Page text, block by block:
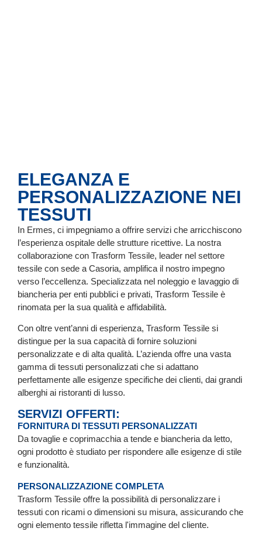
ELEGANZA E
PERSONALIZZAZIONE NEI
TESSUTI
In Ermes, ci impegniamo a offrire servizi che arricchiscono
l’esperienza ospitale delle strutture ricettive. La nostra
collaborazione con Trasform Tessile, leader nel settore
tessile con sede a Casoria, amplifica il nostro impegno
verso l’eccellenza. Specializzata nel noleggio e lavaggio di
biancheria per enti pubblici e privati, Trasform Tessile è
rinomata per la sua qualità e affidabilità.
Con oltre vent’anni di esperienza, Trasform Tessile si
distingue per la sua capacità di fornire soluzioni
personalizzate e di alta qualità. L’azienda offre una vasta
gamma di tessuti personalizzati che si adattano
perfettamente alle esigenze specifiche dei clienti, dai grandi
alberghi ai ristoranti di lusso.
SERVIZI OFFERTI:
FORNITURA DI TESSUTI PERSONALIZZATI
Da tovaglie e coprimacchia a tende e biancheria da letto,
ogni prodotto è studiato per rispondere alle esigenze di stile
e funzionalità.
PERSONALIZZAZIONE COMPLETA
Trasform Tessile offre la possibilità di personalizzare i
tessuti con ricami o dimensioni su misura, assicurando che
ogni elemento tessile rifletta l'immagine del cliente.